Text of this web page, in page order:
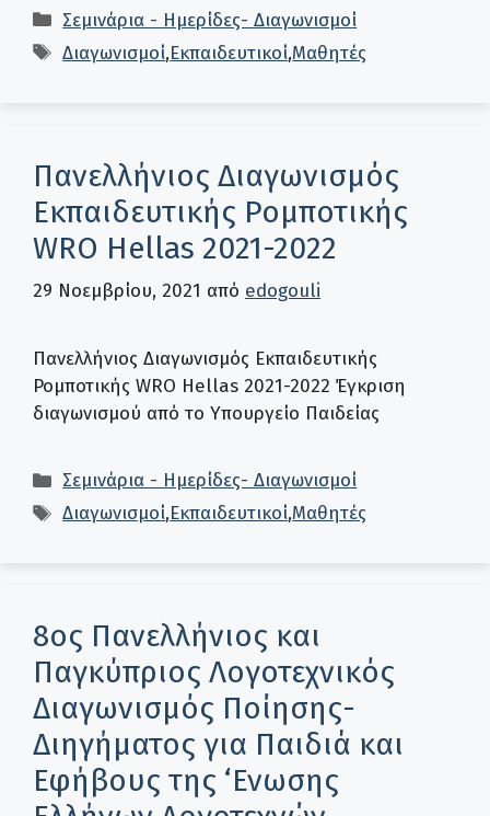
Κατηγορίες
Σεμινάρια - Ημερίδες- Διαγωνισμοί
Ετικέτες
Διαγωνισμοί,Εκπαιδευτικοί,Μαθητές
Πανελλήνιος Διαγωνισμός
Εκπαιδευτικής Ρομποτικής
WRO Hellas 2021-2022
29 Νοεμβρίου, 2021 από edogouli
Πανελλήνιος Διαγωνισμός Εκπαιδευτικής
Ρομποτικής WRO Hellas 2021-2022 Έγκριση
διαγωνισμού από το Υπουργείο Παιδείας
Κατηγορίες
Σεμινάρια - Ημερίδες- Διαγωνισμοί
Ετικέτες
Διαγωνισμοί,Εκπαιδευτικοί,Μαθητές
8ος Πανελλήνιος και
Παγκύπριος Λογοτεχνικός
Διαγωνισμός Ποίησης-
Διηγήματος για Παιδιά και
Εφήβους της ‘Ενωσης